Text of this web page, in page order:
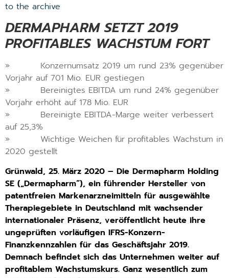
to the archive
DERMAPHARM SETZT 2019
PROFITABLES WACHSTUM FORT
» Konzernumsatz 2019 um rund 23% gegenüber
Vorjahr auf 701 Mio. EUR gestiegen
» Bereinigtes EBITDA um rund 24% gegenüber
Vorjahr erhöht auf 178 Mio. EUR
» Bereinigte EBITDA-Marge weiter verbessert
auf 25,3%
» Wichtige Weichen für profitables Wachstum in
2020 gestellt
Grünwald, 25. März 2020 – Die Dermapharm Holding
SE („Dermapharm“), ein führender Hersteller von
patentfreien Markenarzneimitteln für ausgewählte
Therapiegebiete in Deutschland mit wachsender
internationaler Präsenz, veröffentlicht heute ihre
ungeprüften vorläufigen IFRS-Konzern-
Finanzkennzahlen für das Geschäftsjahr 2019.
Demnach befindet sich das Unternehmen weiter auf
profitablem Wachstumskurs. Ganz wesentlich zum